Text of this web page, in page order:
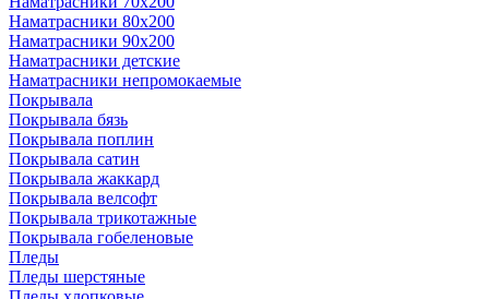
Наматрасники 80х200
Наматрасники 90х200
Наматрасники детские
Наматрасники непромокаемые
Покрывала
Покрывала бязь
Покрывала поплин
Покрывала сатин
Покрывала жаккард
Покрывала велсофт
Покрывала трикотажные
Покрывала гобеленовые
Пледы
Пледы шерстяные